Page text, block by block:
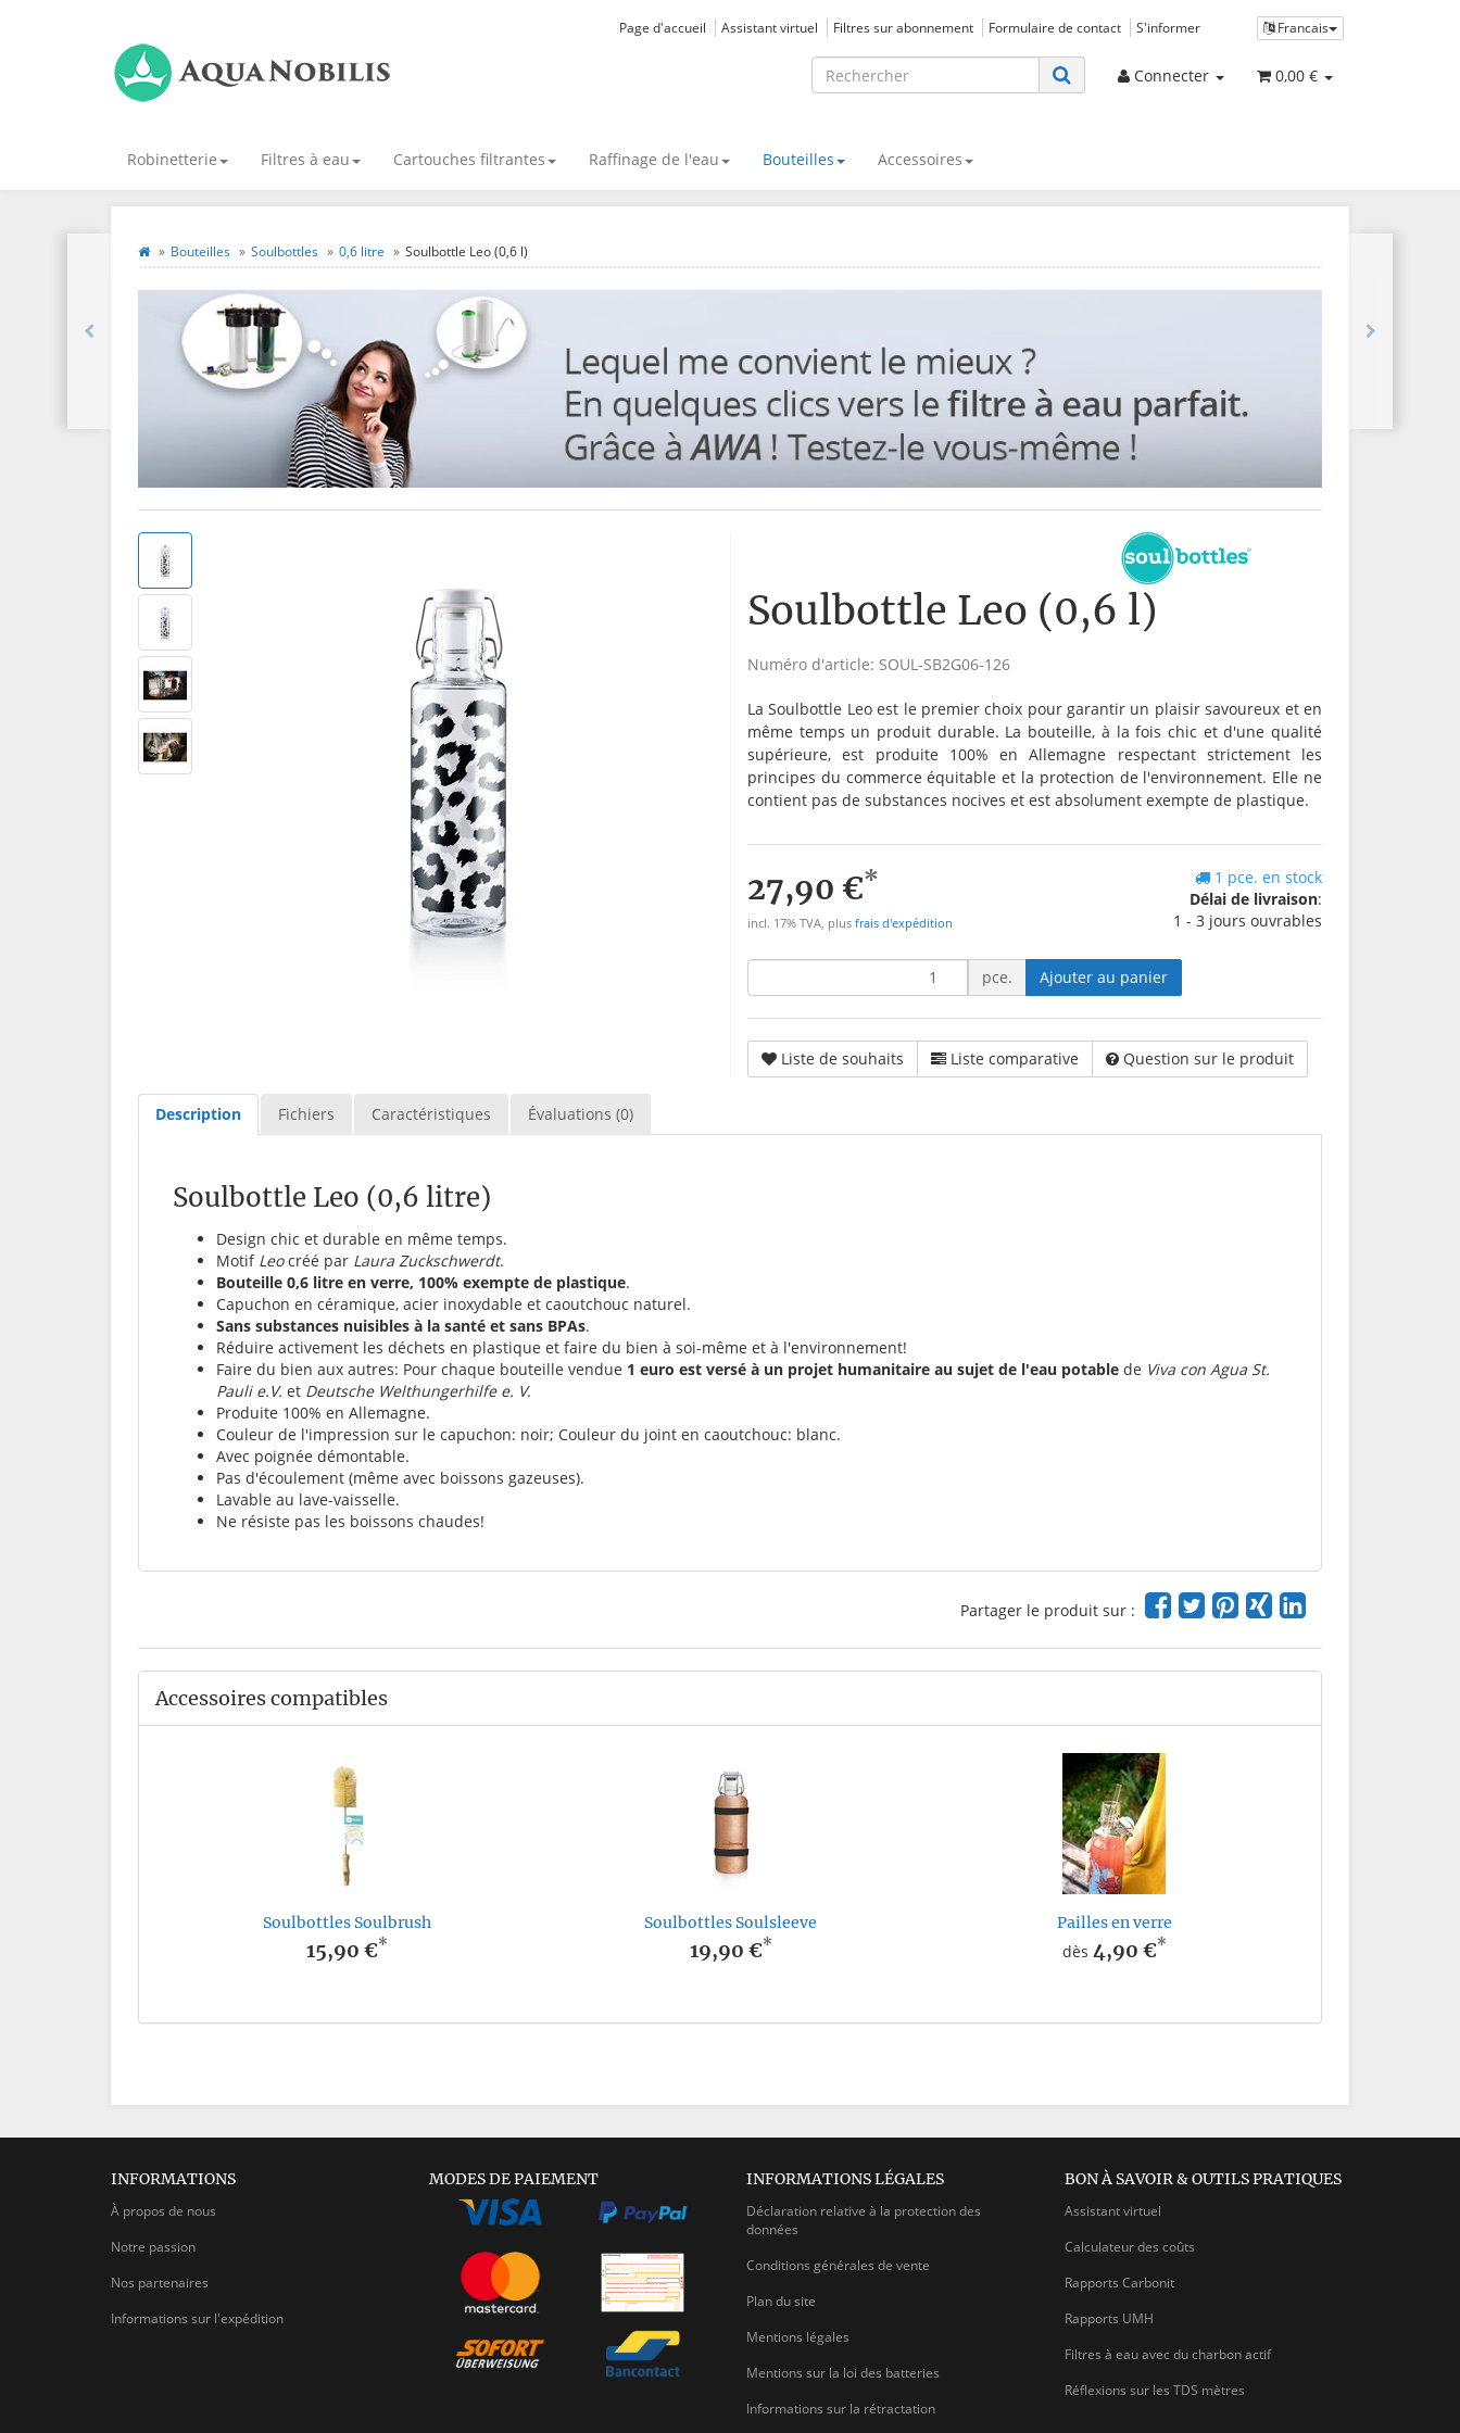
Francais
Page d'accueil Assistant virtuel Filtres sur abonnement Formulaire de contact S'informer
Connecter 0,00 €
Robinetterie Filtres à eau Cartouches filtrantes Raffinage de l'eau Bouteilles Accessoires
Bouteilles Soulbottles 0,6 litre Soulbottle Leo (0,6 l)
Soulbottle Leo (0,6 l)
Numéro d'article: SOUL-SB2G06-126
La Soulbottle Leo est le premier choix pour garantir un plaisir savoureux et en
même temps un produit durable. La bouteille, à la fois chic et d'une qualité
supérieure, est produite 100% en Allemagne respectant strictement les
principes du commerce équitable et la protection de l'environnement. Elle ne
contient pas de substances nocives et est absolument exempte de plastique.
27,90 €*
incl. 17% TVA, plus frais d'expédition
1 pce. en stock
Délai de livraison:
1 - 3 jours ouvrables
pce. Ajouter au panier
Liste de souhaits Liste comparative Question sur le produit
Description Fichiers Caractéristiques Évaluations (0)
Soulbottle Leo (0,6 litre)
Design chic et durable en même temps.
Motif Leocréé par Laura Zuckschwerdt.
Bouteille 0,6 litre en verre, 100% exempte de plastique.
Capuchon en céramique, acier inoxydable et caoutchouc naturel.
Sans substances nuisibles à la santé et sans BPAs.
Réduire activement les déchets en plastique et faire du bien à soi-même et à l'environnement!
Faire du bien aux autres: Pour chaque bouteille vendue 1 euro est versé à un projet humanitaire au sujet de l'eau potable de Viva con Agua St.
Pauli e.V. et Deutsche Welthungerhilfe e. V.
Produite 100% en Allemagne.
Couleur de l'impression sur le capuchon: noir; Couleur du joint en caoutchouc: blanc.
Avec poignée démontable.
Pas d'écoulement (même avec boissons gazeuses).
Lavable au lave-vaisselle.
Ne résiste pas les boissons chaudes!
Partager le produit sur :
Accessoires compatibles
Soulbottles Soulbrush
15,90 €*
Soulbottles Soulsleeve
19,90 €*
Pailles en verre
dès 4,90 €*
INFORMATIONS
À propos de nous
Notre passion
Nos partenaires
Informations sur l'expédition
MODES DE PAIEMENT INFORMATIONS LÉGALES
Déclaration relative à la protection des
données
Conditions générales de vente
Plan du site
Mentions légales
Mentions sur la loi des batteries
Informations sur la rétractation
BON À SAVOIR & OUTILS PRATIQUES
Assistant virtuel
Calculateur des coûts
Rapports Carbonit
Rapports UMH
Filtres à eau avec du charbon actif
Réflexions sur les TDS mètres